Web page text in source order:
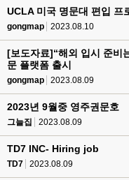
UCLA 미국 명문대 편입 프
gongmap 2023.08.10
[보도자료]“해외 입시 준비
문 플랫폼 출시
gongmap 2023.08.09
2023년 9월중 영주권문호
그늘집 2023.08.09
TD7 INC- Hiring job
TD7 2023.08.09